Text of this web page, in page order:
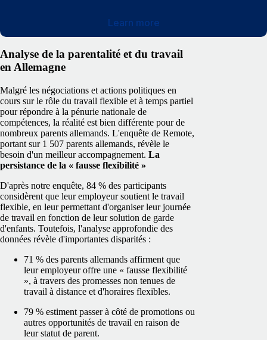
Learn more
Analyse de la parentalité et du travail
en Allemagne
Malgré les négociations et actions politiques en
cours sur le rôle du travail flexible et à temps partiel
pour répondre à la pénurie nationale de
compétences, la réalité est bien différente pour de
nombreux parents allemands. L'enquête de Remote,
portant sur 1 507 parents allemands, révèle le
besoin d'un meilleur accompagnement. La
persistance de la « fausse flexibilité »
D'après notre enquête, 84 % des participants
considèrent que leur employeur soutient le travail
flexible, en leur permettant d'organiser leur journée
de travail en fonction de leur solution de garde
d'enfants. Toutefois, l'analyse approfondie des
données révèle d'importantes disparités :
71 % des parents allemands affirment que
leur employeur offre une « fausse flexibilité
», à travers des promesses non tenues de
travail à distance et d'horaires flexibles.
79 % estiment passer à côté de promotions ou
autres opportunités de travail en raison de
leur statut de parent.